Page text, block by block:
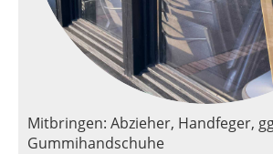
Mitbringen: Abzieher, Handfeger,
Gummihandschuhe